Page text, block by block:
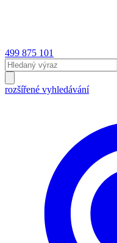
499 875 101
rozšířené vyhledávání